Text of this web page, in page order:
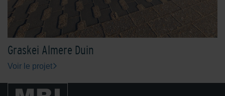
Graskei Almere Duin
Voir le projet